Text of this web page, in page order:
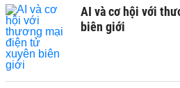
AI và cơ hội với
biên giới